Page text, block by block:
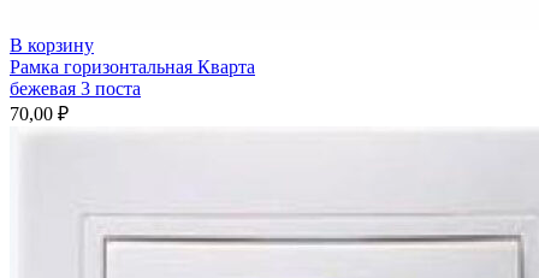
В корзину
Рамка горизонтальная Кварта
бежевая 3 поста
70,00 ₽